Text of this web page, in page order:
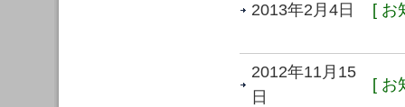
2013年2月4日 [ お
2012年11月15
日
[ お